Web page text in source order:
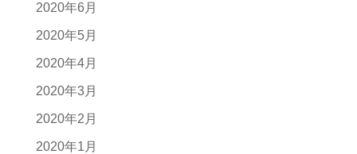
2020年6月
2020年5月
2020年4月
2020年3月
2020年2月
2020年1月